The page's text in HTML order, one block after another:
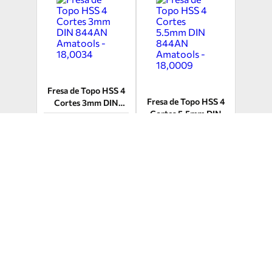
Fresa de Topo HSS 4
Cortes 3mm DIN
844AN Amatools -
Fresa de Topo HSS 4
Cortes 5.5mm DIN